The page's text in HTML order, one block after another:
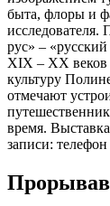
быта, флоры и
рус» –
XIX – XX веков
культуру
отмечают
время.
записи: